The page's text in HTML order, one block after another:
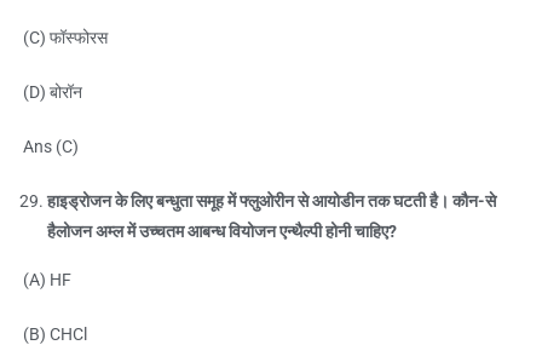
(C) फॉस्फोरस
(D) बोरॉन
Ans (C)
हाइड्रोजन के लिए बन्धुता समूह में फ्लुओरीन से आयोडीन तक घटती है। कौन-से
हैलोजन अम्ल में उच्चतम आबन्ध वियोजन एन्थैल्पी होनी चाहिए?
(A) HF
(B) CHCl